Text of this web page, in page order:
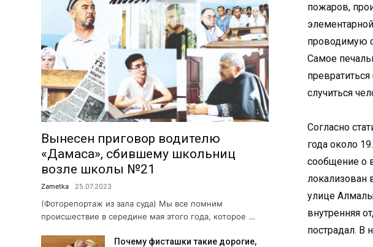
Чем занимается лидер молодёжи?...
Миграция: где работают и сколько зарабатывают ...
Анализ причин пожаров за 1 полугодие...
На АГМК налажено новое производство...
Познать мир и найти в нём себя…...
Избран новый председатель Алмалыкского РКЦ...
Депутаты выслушали обращение хокима...
Поддержка молодёжных инициатив...
«Количество часов тренировок прямо пропор...
Что делается для сохранения экологии?...
Когда вместо рыбы — предоставляют удочку...
Хранители народной культуры...
Б. Мирзаев: «Дайте нам время, и мы взраст...
пожаров,
проводимую
Самое
случиться
Согласно
года около
сообщение о
локализован
улице
внутренняя
пострадал. В
Вынесен приговор водителю
«Дамаса», сбившему школьниц
возле школы №21
Zametka 25.07.2023
(Фоторепортаж из зала суда) Мы все помним
происшествие в середине мая этого года, которое …
Почему фисташки такие дорогие,